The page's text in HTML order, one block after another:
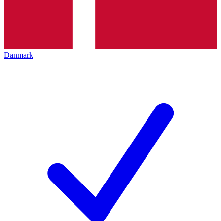
Danmark